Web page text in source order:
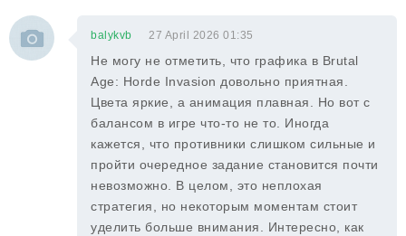
balykvb 27 April 2026 01:35
Не могу не отметить, что графика в Brutal
Age: Horde Invasion довольно приятная.
Цвета яркие, а анимация плавная. Но вот с
балансом в игре что-то не то. Иногда
кажется, что противники слишком сильные и
пройти очередное задание становится почти
невозможно. В целом, это неплохая
стратегия, но некоторым моментам стоит
уделить больше внимания. Интересно, как